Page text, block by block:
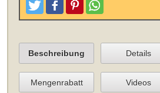
TweetenPostenPinterestTeilen
Beschreibung Details
Mengenrabatt Videos